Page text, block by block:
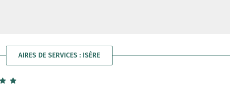
AIRES DE SERVICES : ISÈRE